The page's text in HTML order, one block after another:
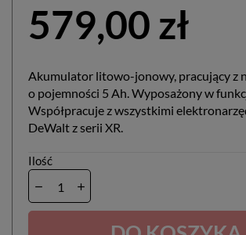
579,00 zł
Akumulator litowo-jonowy, pracujący z
o pojemności 5 Ah. Wyposażony w
Współpracuje z wszystkimi
DeWalt z serii XR.
Ilość